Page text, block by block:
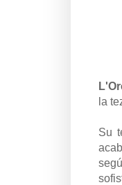
la
Su